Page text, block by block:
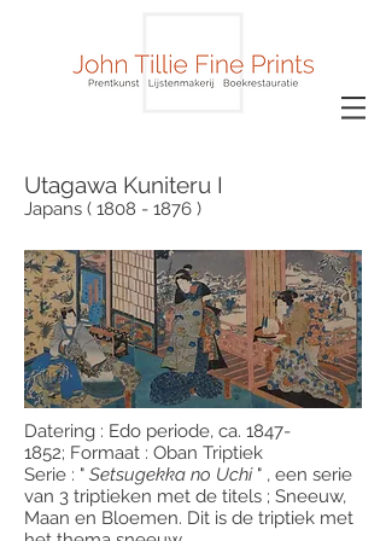
Utagawa Kuniteru I
Japans ( 1808 - 1876 )
Datering : Edo periode, ca. 1847-
1852; Formaat : Oban Triptiek
Serie : " Setsugekka no Uchi" , een serie
van 3 triptieken met de titels ; Sneeuw,
Maan en Bloemen. Dit is de triptiek met